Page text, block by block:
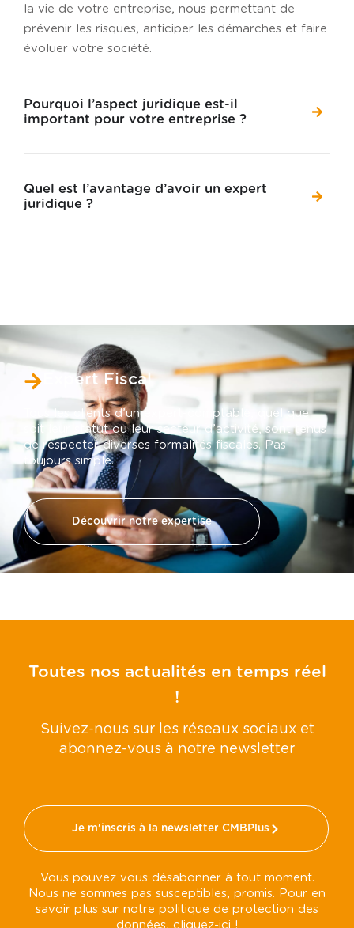
la vie de votre entreprise, nous permettant de
prévenir les risques, anticiper les démarches et faire
évoluer votre société.
Pourquoi l’aspect juridique est-il
important pour votre entreprise ?
Quel est l’avantage d’avoir un expert
juridique ?
Expert Fiscal
Tous les clients d’un expert-comptable, quel que
soit leur statut ou leur secteur d’activité, sont tenus
de respecter diverses formalités fiscales. Pas
toujours simple.
Découvrir notre expertise
Toutes nos actualités en temps réel
!
Suivez-nous sur les réseaux sociaux et
abonnez-vous à notre newsletter
Je m'inscris à la newsletter CMBPlus
Vous pouvez vous désabonner à tout moment.
Nous ne sommes pas susceptibles, promis. Pour en
savoir plus sur notre politique de protection des
données, cliquez-ici !